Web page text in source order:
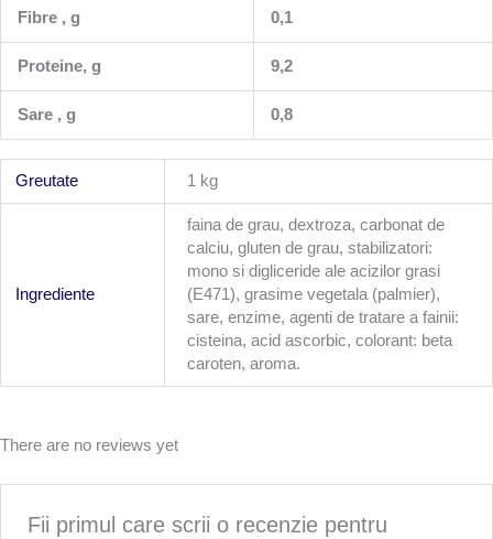
Fibre , g 0,1
Proteine, g 9,2
Sare , g 0,8
Greutate 1 kg
Ingrediente
faina de grau, dextroza, carbonat de
calciu, gluten de grau, stabilizatori:
mono si digliceride ale acizilor grasi
(E471), grasime vegetala (palmier),
sare, enzime, agenti de tratare a fainii:
cisteina, acid ascorbic, colorant: beta
caroten, aroma.
There are no reviews yet
Fii primul care scrii o recenzie pentru